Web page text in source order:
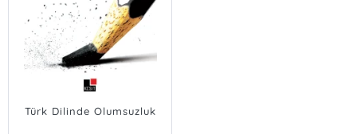
Türk Dilinde Olumsuzluk